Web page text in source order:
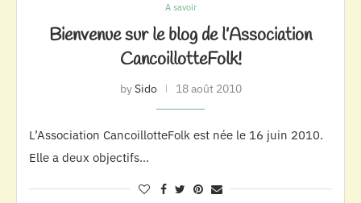
A savoir
Bienvenue sur le blog de l’Association
CancoillotteFolk!
bySido 18 août 2010
L’Association CancoillotteFolk est née le 16 juin 2010.
Elle a deux objectifs…